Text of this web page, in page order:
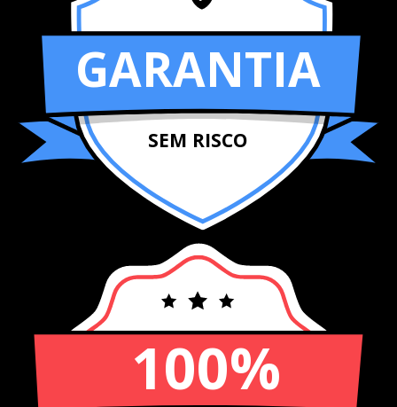
GARANTIA
SEM RISCO
100%